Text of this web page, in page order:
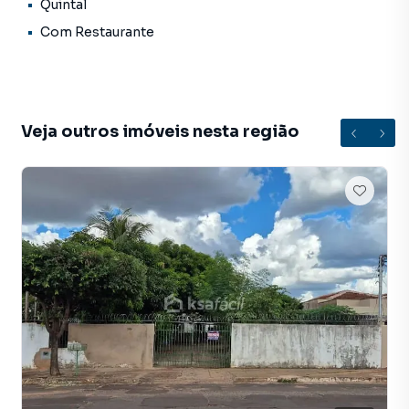
encontrar o imóvel que mais combina com seu estilo de
vida.
consegue comprar ou alugar um imóvel em Campo Grande
mesmo não estando na cidade e com a praticidade de
smartphone. Nós criamos soluções inovadoras para
simplificar a relação de proprietários, inquilinos e
compradores com o mercado imobiliário.
Anuncie seu imóvel! É fácil, rápido e gratuito! A KSA FACIL
IMOVEIS é uma imobiliária digital com imóveis em diversas
cidades do Brasil, incluindo Campo Grande.
Na KSA FACIL IMOVEIS você consegue vender ou alugar
seu imóvel muito mais rápido do que em imobiliárias
tradicionais. Já vendemos e locamos diversos imóveis em
Quintal
Com Restaurante
Veja outros imóveis nesta região